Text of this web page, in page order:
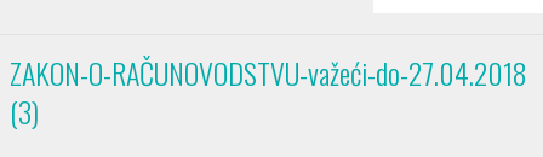
ZAKON-O-RAČUNOVODSTVU-važeći-do-27.04.2018
(3)